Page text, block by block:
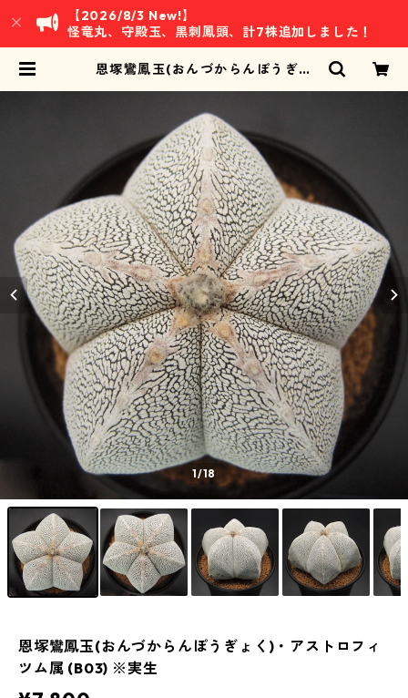
【2026/8/3 New!】
怪竜丸、守殿玉、黒刺鳳頭、計7株追加しました！
恩塚鸞鳳玉(おんづからんぽうぎょ
1/18
恩塚鸞鳳玉(おんづからんぽうぎょく)・アストロフィ
ツム属 (B03) ※実生